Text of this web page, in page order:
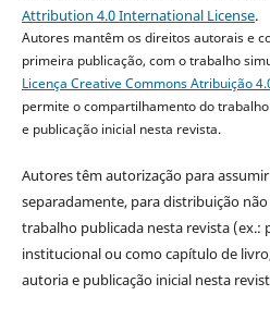
Attribution 4.0 International License.
Autores mantêm os direitos autorais e
primeira publicação, com o trabalho
Licença Creative Commons Atribuição
permite o compartilhamento do
e publicação inicial nesta revista.
Autores têm autorização para
separadamente, para distribuição
trabalho publicada nesta revista (ex.:
institucional ou como capítulo de
autoria e publicação inicial nesta